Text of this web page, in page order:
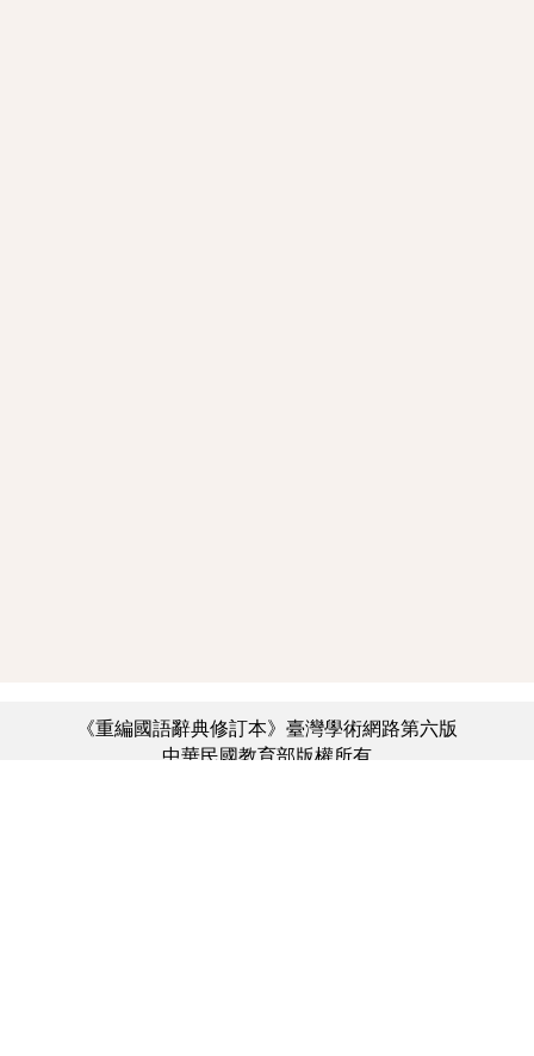
《重編國語辭典修訂本》臺灣學術網路第六版
中華民國教育部版權所有